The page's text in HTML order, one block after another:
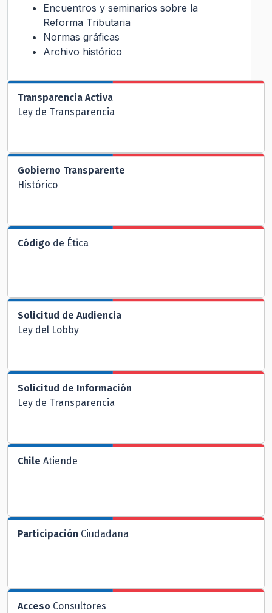
Encuentros y seminarios sobre la
Reforma Tributaria
Normas gráficas
Archivo histórico
Transparencia Activa
Ley de Transparencia
Gobierno Transparente
Histórico
Código de Ética
Solicitud de Audiencia
Ley del Lobby
Solicitud de Información
Ley de Transparencia
Chile Atiende
Participación Ciudadana
Acceso Consultores